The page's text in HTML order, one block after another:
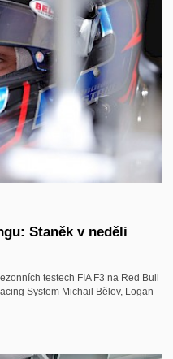
Staněk v neděli
testech FIA F3 na Red Bull
System Michail Bělov, Logan